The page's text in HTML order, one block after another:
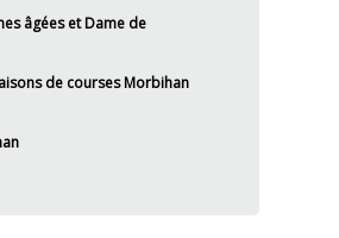
âgées et Dame de
de courses Morbihan